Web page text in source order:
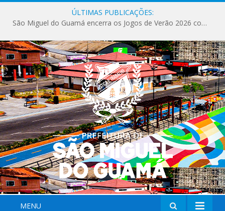
ÚLTIMAS PUBLICAÇÕES:
São Miguel do Guamá encerra os Jogos de Verão 2026 com sucesso de público e competições.
MENU